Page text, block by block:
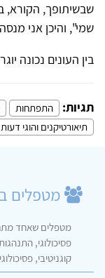
שבשיתופך, הקורא,
שמי", והיכן אני
בין העונים נכונה
תגיות: התפתחות
תיאורטיקנים והוגי דעות
מטפלים
מטפלים שאחד
פסיכולוגי,
קוגניטיבי,